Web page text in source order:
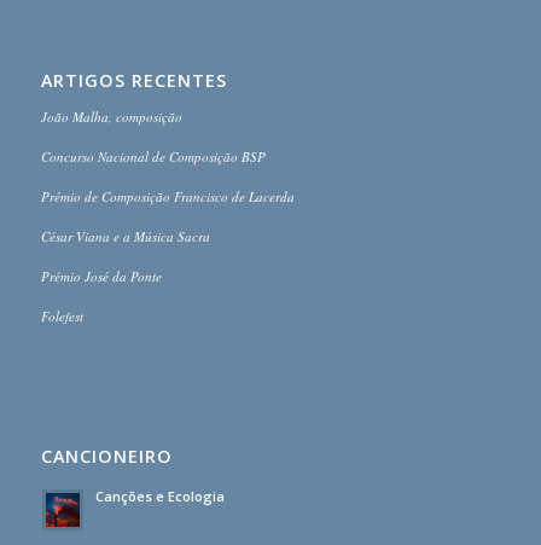
ARTIGOS RECENTES
João Malha, composição
Concurso Nacional de Composição BSP
Prémio de Composição Francisco de Lacerda
César Viana e a Música Sacra
Prémio José da Ponte
Folefest
CANCIONEIRO
Canções e Ecologia